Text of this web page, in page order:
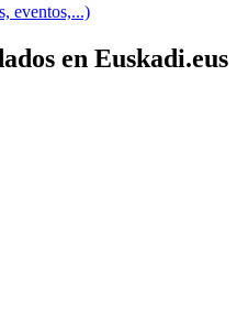
eventos,...)
en Euskadi.eus